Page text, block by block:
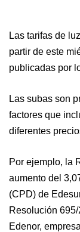
Las tarifas de
partir de este
publicadas por
Las subas son
factores que
diferentes
Por ejemplo, la
aumento del
(CPD) de
Resolución
Edenor,